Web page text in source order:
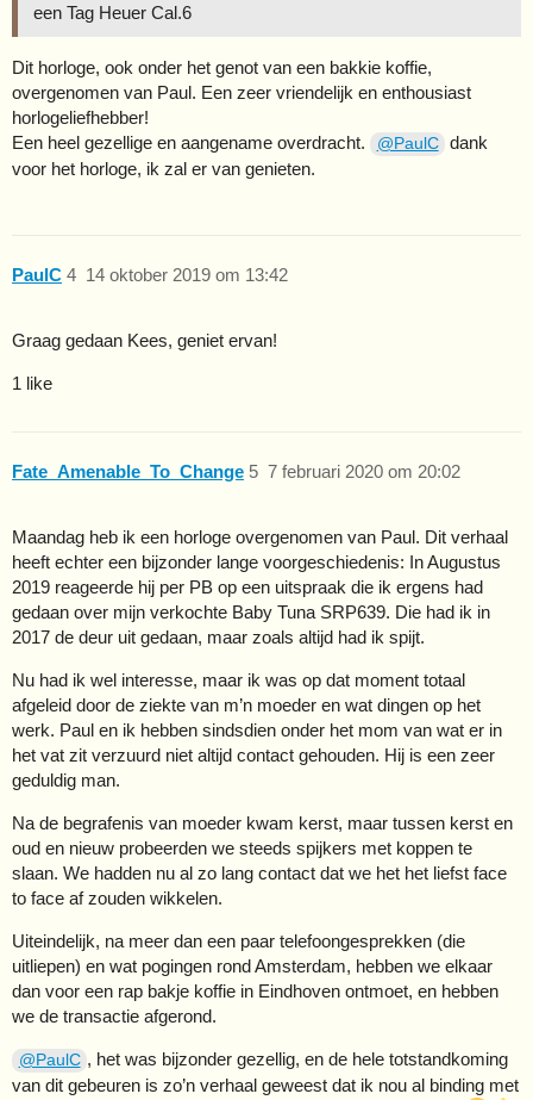
een Tag Heuer Cal.6
Dit horloge, ook onder het genot van een bakkie koffie,
overgenomen van Paul. Een zeer vriendelijk en enthousiast
horlogeliefhebber!
Een heel gezellige en aangename overdracht.
@PaulC dank
voor het horloge, ik zal er van genieten.
PaulC 14 oktober 2019 om 13:42
4
Graag gedaan Kees, geniet ervan!
1 like
Fate_Amenable_To_Change 7 februari 2020 om 20:02
5
Maandag heb ik een horloge overgenomen van Paul. Dit verhaal
heeft echter een bijzonder lange voorgeschiedenis: In Augustus
2019 reageerde hij per PB op een uitspraak die ik ergens had
gedaan over mijn verkochte Baby Tuna SRP639. Die had ik in
2017 de deur uit gedaan, maar zoals altijd had ik spijt.
Nu had ik wel interesse, maar ik was op dat moment totaal
afgeleid door de ziekte van m’n moeder en wat dingen op het
werk. Paul en ik hebben sindsdien onder het mom van wat er in
het vat zit verzuurd niet altijd contact gehouden. Hij is een zeer
geduldig man.
Na de begrafenis van moeder kwam kerst, maar tussen kerst en
oud en nieuw probeerden we steeds spijkers met koppen te
slaan. We hadden nu al zo lang contact dat we het het liefst face
to face af zouden wikkelen.
Uiteindelijk, na meer dan een paar telefoongesprekken (die
uitliepen) en wat pogingen rond Amsterdam, hebben we elkaar
dan voor een rap bakje koffie in Eindhoven ontmoet, en hebben
we de transactie afgerond.
@PaulC , het was bijzonder gezellig, en de hele totstandkoming
van dit gebeuren is zo’n verhaal geweest dat ik nou al binding met